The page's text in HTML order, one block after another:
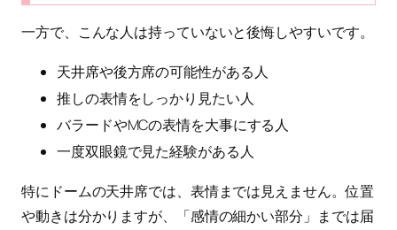
一方で、こんな人は持っていないと後悔しやすいです。
天井席や後方席の可能性がある人
推しの表情をしっかり見たい人
バラードやMCの表情を大事にする人
一度双眼鏡で見た経験がある人
特にドームの天井席では、表情までは見えません。位置
や動きは分かりますが、「感情の細かい部分」までは届